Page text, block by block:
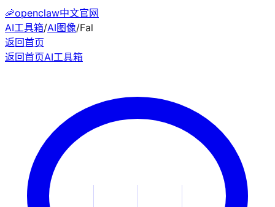
🦐openclaw中文官网
AI工具箱/AI图像/Fal
返回首页
返回首页AI工具箱